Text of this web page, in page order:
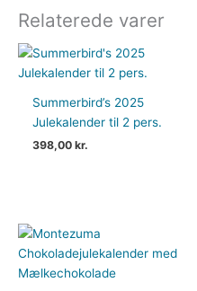
Relaterede varer
Summerbird’s 2025
Julekalender til 2 pers.
398,00kr.